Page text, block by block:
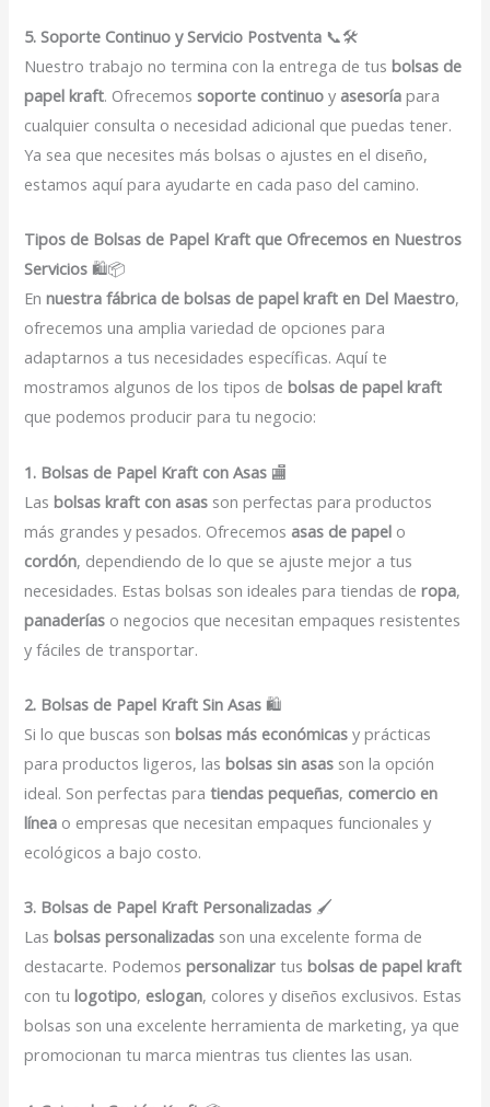
5. Soporte Continuo y Servicio Postventa 📞🛠️
Nuestro trabajo no termina con la entrega de tusbolsas de
papel kraft. Ofrecemossoporte continuo y asesoría para
cualquier consulta o necesidad adicional que puedas tener.
Ya sea que necesites más bolsas o ajustes en el diseño,
estamos aquí para ayudarte en cada paso del camino.
Tipos de Bolsas de Papel Kraft que Ofrecemos en Nuestros
Servicios 🛍️📦
Ennuestra fábrica de bolsas de papel kraft en Del Maestro,
ofrecemos una amplia variedad de opciones para
adaptarnos a tus necesidades específicas. Aquí te
mostramos algunos de los tipos debolsas de papel kraft
que podemos producir para tu negocio:
1. Bolsas de Papel Kraft con Asas 🏬
Lasbolsas kraft con asas son perfectas para productos
más grandes y pesados. Ofrecemos asas de papel o
cordón, dependiendo de lo que se ajuste mejor a tus
necesidades. Estas bolsas son ideales para tiendas deropa,
panaderías o negocios que necesitan empaques resistentes
y fáciles de transportar.
2. Bolsas de Papel Kraft Sin Asas 🛍️
Si lo que buscas sonbolsas más económicas y prácticas
para productos ligeros, lasbolsas sin asas son la opción
ideal. Son perfectas paratiendas pequeñas, comercio en
línea o empresas que necesitan empaques funcionales y
ecológicos a bajo costo.
3. Bolsas de Papel Kraft Personalizadas 🖌️
Lasbolsas personalizadas son una excelente forma de
destacarte. Podemospersonalizar tusbolsas de papel kraft
con tulogotipo, eslogan, colores y diseños exclusivos. Estas
bolsas son una excelente herramienta de marketing, ya que
promocionan tu marca mientras tus clientes las usan.